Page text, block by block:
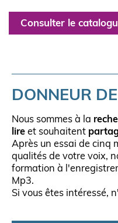
Consulter le
DONNEUR
Nous sommes à la
lire et souhaitent
Après un essai de cinq
qualités de votre voix,
formation à
Mp3.
Si vous êtes intéressé,